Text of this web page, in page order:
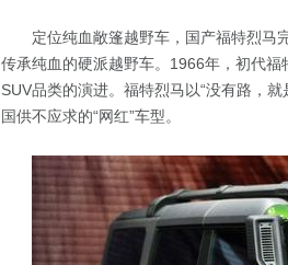
定位纯血敞篷越野车，国产福特烈马
传承纯血的硬派越野车。1966年，初代
SUV品类的演进。福特烈马以“没有路，
国供不应求的“网红”车型。